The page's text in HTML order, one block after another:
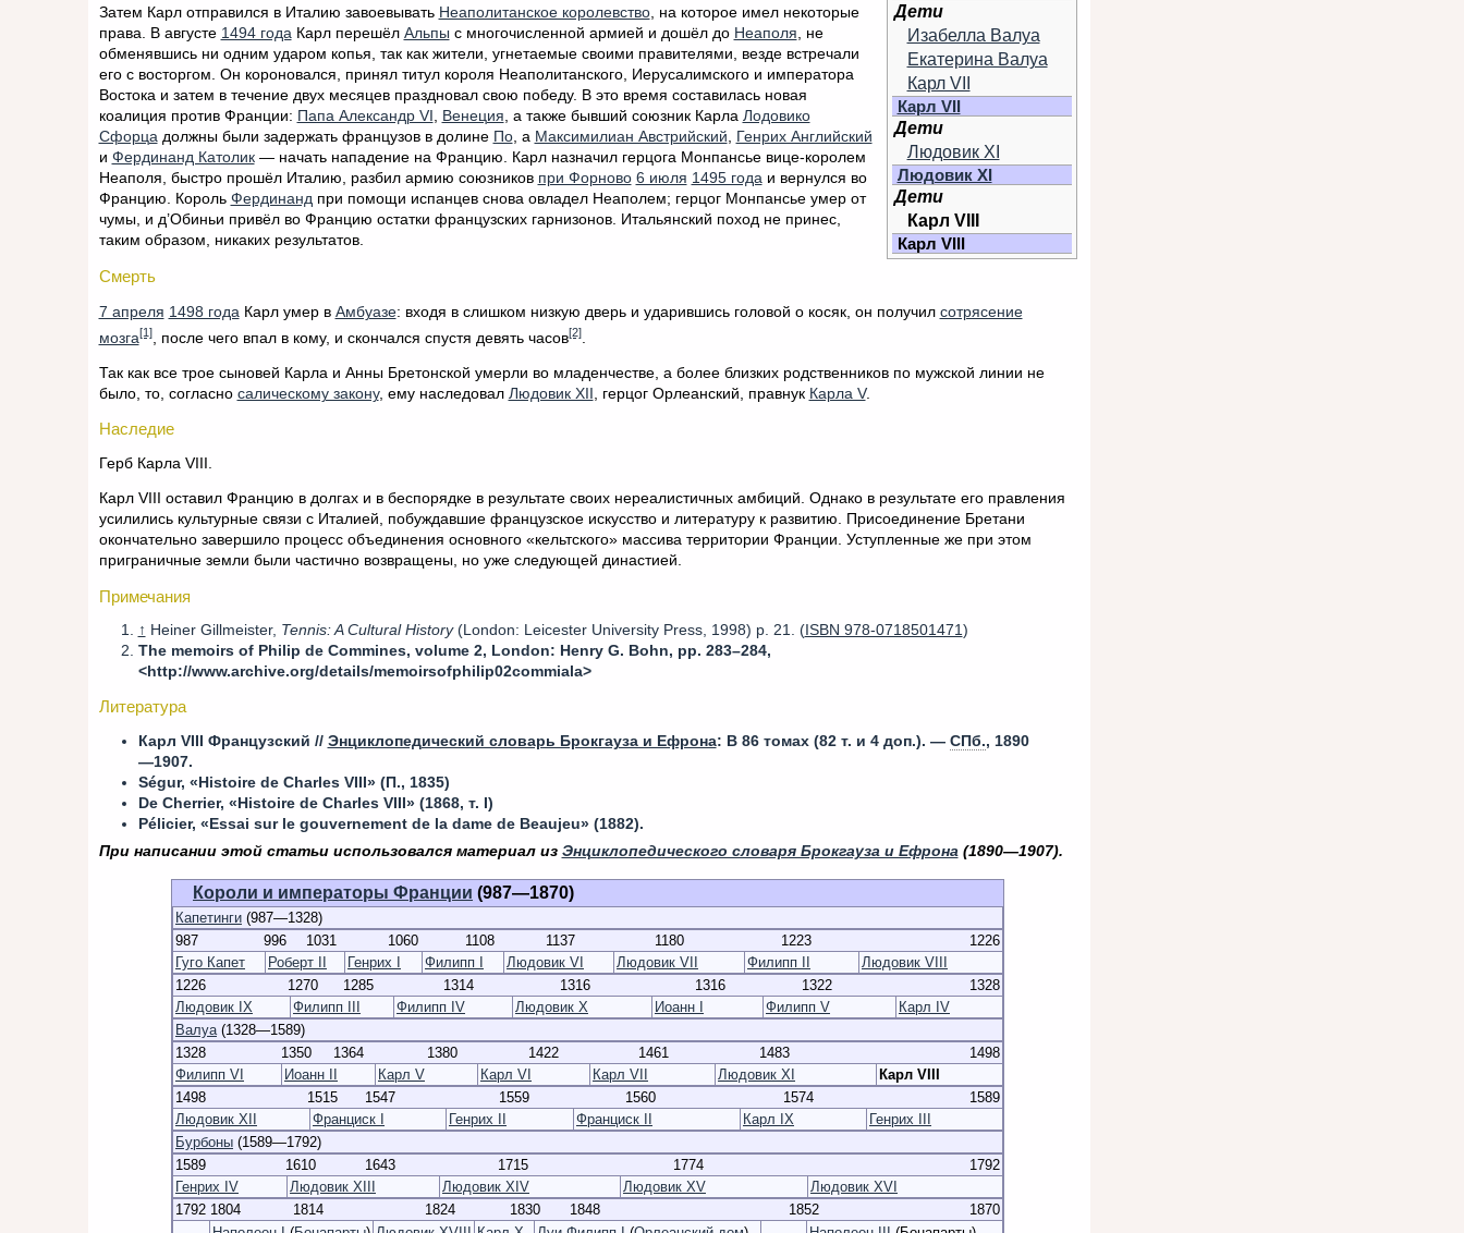
Дети
Изабелла Валуа
Екатерина Валуа
Карл VII
Карл VII
Дети
Людовик XI
Людовик XI
Дети
Карл VIII
Карл VIII
Затем Карл отправился в Италию завоевывать Неаполитанское королевство, на которое имел некоторые
права. В августе 1494 годаКарл перешёл Альпы с многочисленной армией и дошёл до Неаполя, не
обменявшись ни одним ударом копья, так как жители, угнетаемые своими правителями, везде встречали
его с восторгом. Он короновался, принял титул короля Неаполитанского, Иерусалимского и императора
Востока и затем в течение двух месяцев праздновал свою победу. В это время составилась новая
коалиция против Франции: Папа Александр VI , Венеция, а также бывший союзник Карла Лодовико
Сфорцадолжны были задержать французов в долине По, а Максимилиан Австрийский, Генрих Английский
и Фердинанд Католик— начать нападение на Францию. Карл назначил герцога Монпансье вице-королем
Неаполя, быстро прошёл Италию, разбил армию союзников при Форново 6 июля 1495 годаи вернулся во
Францию. Король Фердинандпри помощи испанцев снова овладел Неаполем; герцог Монпансье умер от
чумы, и д’Обиньи привёл во Францию остатки французских гарнизонов. Итальянский поход не принес,
таким образом, никаких результатов.
Смерть
7 апреля 1498 года Карл умер в Амбуазе: входя в слишком низкую дверь и ударившись головой о косяк, он получил сотрясение
мозга[1], после чего впал в кому, и скончался спустя девять часов[2].
Так как все трое сыновей Карла и Анны Бретонской умерли во младенчестве, а более близких родственников по мужской линии не
было, то, согласно салическому закону, ему наследовал Людовик XII , герцог Орлеанский, правнук Карла V.
Наследие
Герб Карла VIII.
Карл VIII оставил Францию в долгах и в беспорядке в результате своих нереалистичных амбиций. Однако в результате его правления
усилились культурные связи с Италией, побуждавшие французское искусство и литературу к развитию. Присоединение Бретани
окончательно завершило процесс объединения основного «кельтского» массива территории Франции. Уступленные же при этом
приграничные земли были частично возвращены, но уже следующей династией.
Примечания
↑ Heiner Gillmeister, Tennis: A Cultural History(London: Leicester University Press, 1998) p. 21. (ISBN 978-0718501471)
The memoirs of Philip de Commines, volume 2, London: Henry G. Bohn, pp. 283–284,
<http://www.archive.org/details/memoirsofphilip02commiala>
Литература
Карл VIII Французский // Энциклопедический словарь Брокгауза и Ефрона: В 86 томах (82 т. и 4 доп.). — СПб., 1890
—1907.
Ségur, «Histoire de Charles VIII» (П., 1835)
De Cherrier, «Histoire de Charles VIII» (1868, т. I)
Pélicier, «Essai sur le gouvernement de la dame de Beaujeu» (1882).
При написании этой статьи использовался материал из Энциклопедического словаря Брокгауза и Ефрона (1890—1907).
Короли и императоры Франции (987—1870)
Капетинги (987—1328)
987
996 1031 1060 1108 1137 1180 1223
1226
Гуго Капет
Роберт II Генрих I Филипп I Людовик VI Людовик VII Филипп II
Людовик VIII
1226
1270 1285 1314 1316 1316 1322
1328
Людовик IX
Филипп III Филипп IV Людовик X Иоанн I Филипп V
Карл IV
Валуа (1328—1589)
1328
1350 1364 1380 1422 1461 1483
1498
Филипп VI
Иоанн II Карл V Карл VI Карл VII Людовик XI
Карл VIII
1498
1515 1547 1559 1560 1574
1589
Людовик XII
Франциск I Генрих II Франциск II Карл IX
Генрих III
Бурбоны (1589—1792)
1589
1610 1643 1715 1774
1792
Генрих IV
Людовик XIII Людовик XIV Людовик XV
Людовик XVI
1792 1804 1814 1824 1830 1848 1852 1870